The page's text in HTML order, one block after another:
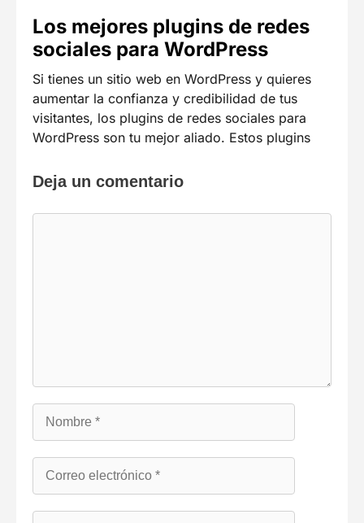
Los mejores plugins de redes
sociales para WordPress
Si tienes un sitio web en WordPress y quieres
aumentar la confianza y credibilidad de tus
visitantes, los plugins de redes sociales para
WordPress son tu mejor aliado. Estos plugins
Deja un comentario